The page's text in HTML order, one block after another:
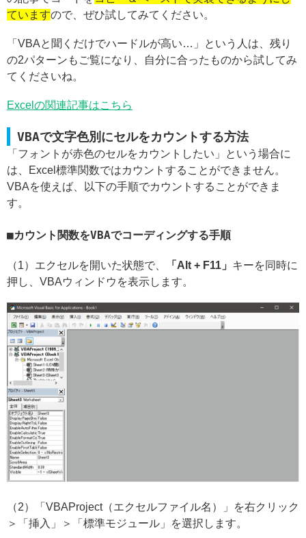
ていますので、ぜひ試してみてください。
「VBAと聞くだけでハードルが高い…」という人は、残り
の2パターンもご覧になり、自分に合ったものから試してみ
てくださいね。
Excelの関連記事はこちら
VBAで文字色別にセルをカウントする方法
「フォントが赤色のセルをカウントしたい」という場合に
は、Excel標準関数ではカウントすることができません。
VBAを使えば、以下の手順でカウントすることができま
す。
カウント関数をVBAでコーディングする手順
（1）エクセルを開いた状態で、 「Alt + F11」 キーを同時に
押し、VBAウィンドウを表示します。
（2）「VBAProject（エクセルファイル名）」を右クリック
＞「挿入」＞「標準モジュール」を選択します。